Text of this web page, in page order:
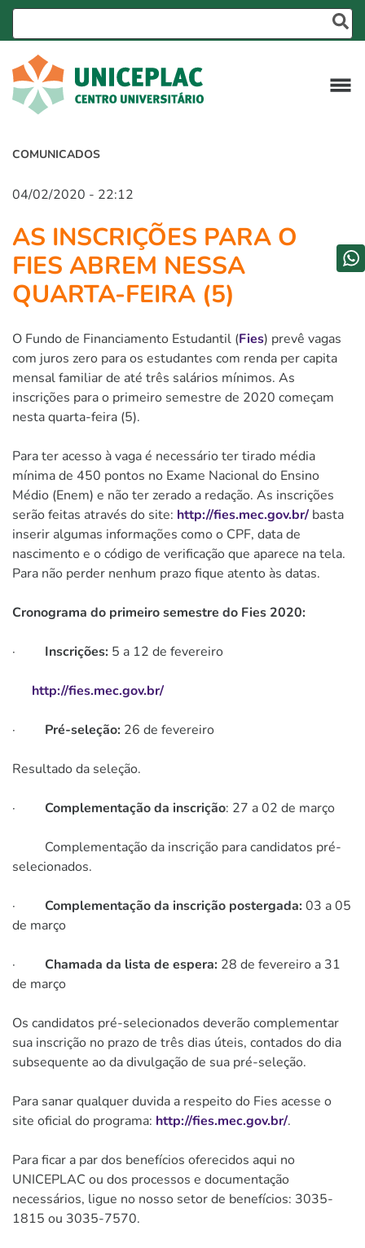
COMUNICADOS
04/02/2020 - 22:12
AS INSCRIÇÕES PARA O
FIES ABREM NESSA
QUARTA-FEIRA (5)
O Fundo de Financiamento Estudantil (Fies) prevê vagas
com juros zero para os estudantes com renda per capita
mensal familiar de até três salários mínimos. As
inscrições para o primeiro semestre de 2020 começam
nesta quarta-feira (5).
Para ter acesso à vaga é necessário ter tirado média
mínima de 450 pontos no Exame Nacional do Ensino
Médio (Enem) e não ter zerado a redação. As inscrições
serão feitas através do site: http://fies.mec.gov.br/ basta
inserir algumas informações como o CPF, data de
nascimento e o código de verificação que aparece na tela.
Para não perder nenhum prazo fique atento às datas.
Cronograma do primeiro semestre do Fies 2020:
· Inscrições: 5 a 12 de fevereiro
http://fies.mec.gov.br/
· Pré-seleção: 26 de fevereiro
Resultado da seleção.
· Complementação da inscrição: 27 a 02 de março
Complementação da inscrição para candidatos pré-
selecionados.
· Complementação da inscrição postergada:03 a 05
de março
· Chamada da lista de espera: 28 de fevereiro a 31
de março
Os candidatos pré-selecionados deverão complementar
sua inscrição no prazo de três dias úteis, contados do dia
subsequente ao da divulgação de sua pré-seleção.
Para sanar qualquer duvida a respeito do Fies acesse o
site oficial do programa: http://fies.mec.gov.br/.
Para ficar a par dos benefícios oferecidos aqui no
UNICEPLAC ou dos processos e documentação
necessários, ligue no nosso setor de benefícios: 3035-
1815 ou 3035-7570.